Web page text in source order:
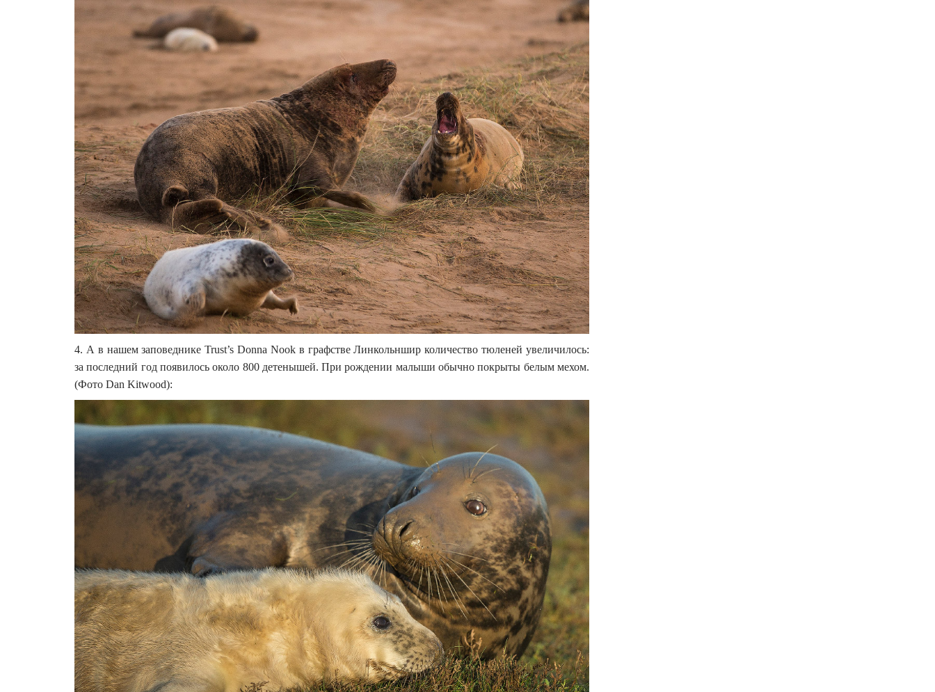
4. А в нашем заповеднике Trust’s Donna Nook в графстве Линкольншир количество тюленей увеличилось:
за последний год появилось около 800 детенышей. При рождении малыши обычно покрыты белым мехом.
(Фото Dan Kitwood):